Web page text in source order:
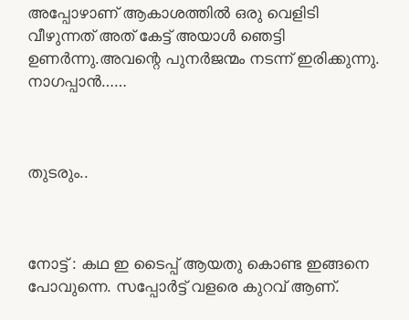
അപ്പോഴാണ് ആകാശത്തിൽ ഒരു വെളിടി
വീഴുന്നത് അത് കേട്ട് അയാൾ ഞെട്ടി
ഉണർന്നു.അവന്റെ പുനർജന്മം നടന്ന് ഇരിക്കുന്നു.
നാഗപ്പാൻ……
തുടരും..
നോട്ട് : കഥ ഇ ടൈപ്പ് ആയതു കൊണ്ട ഇങ്ങനെ
പോവുന്നെ. സപ്പോർട്ട് വളരെ കുറവ് ആണ്.